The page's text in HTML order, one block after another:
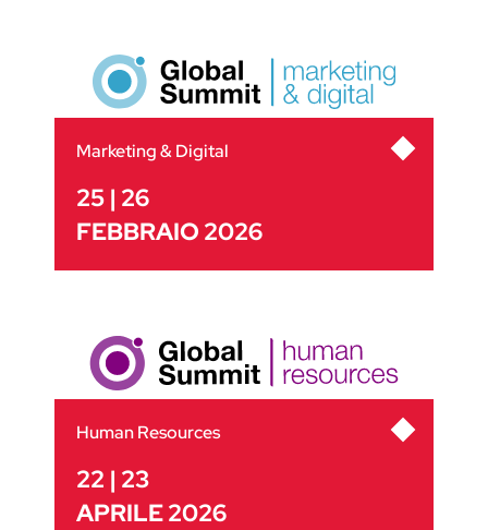
Marketing & Digital
25 | 26
FEBBRAIO 2026
Human Resources
22 | 23
APRILE 2026